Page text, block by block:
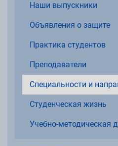
Наши выпускники
Объявления о защите
Практика студентов
Преподаватели
Специальности и
Студенческая жизнь
Учебно-методическая